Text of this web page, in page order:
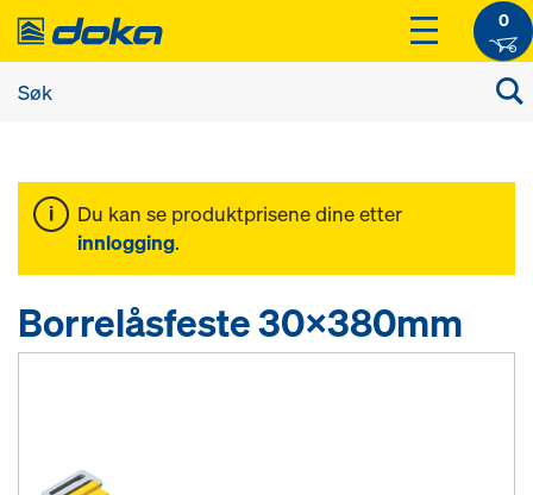
0
Du kan se produktprisene dine etter
innlogging.
Borrelåsfeste 30x380mm